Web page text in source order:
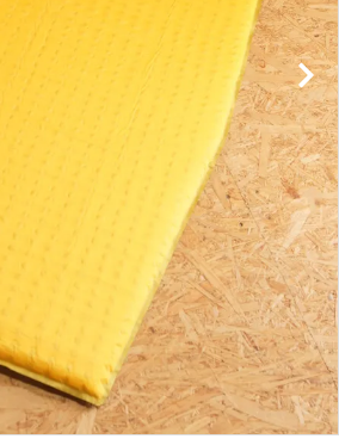
person 新規会員登録